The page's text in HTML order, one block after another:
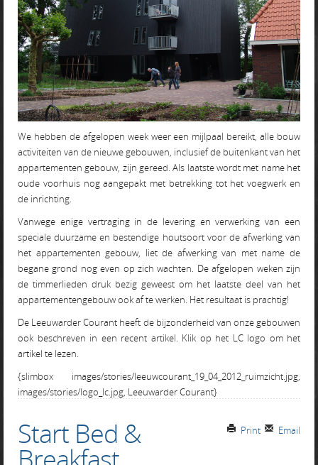
We hebben de afgelopen week weer een mijlpaal bereikt, alle bouw
activiteiten van de nieuwe gebouwen, inclusief de buitenkant van het
appartementen gebouw, zijn gereed. Als laatste wordt met name het
oude voorhuis nog aangepakt met betrekking tot het voegwerk en
de inrichting.
Vanwege enige vertraging in de levering en verwerking van een
speciale duurzame en bestendige houtsoort voor de afwerking van
het appartementen gebouw, liet de afwerking van met name de
begane grond nog even op zich wachten. De afgelopen weken zijn
de timmerlieden druk bezig geweest om het laatste deel van het
appartementengebouw ook af te werken. Het resultaat is prachtig!
De Leeuwarder Courant heeft de bijzonderheid van onze gebouwen
ook beschreven in een recent artikel. Klik op het LC logo om het
artikel te lezen.
{slimbox images/stories/leeuwcourant_19_04_2012_ruimzicht.jpg,
images/stories/logo_lc.jpg, Leeuwarder Courant}
Email
Print
Start Bed &